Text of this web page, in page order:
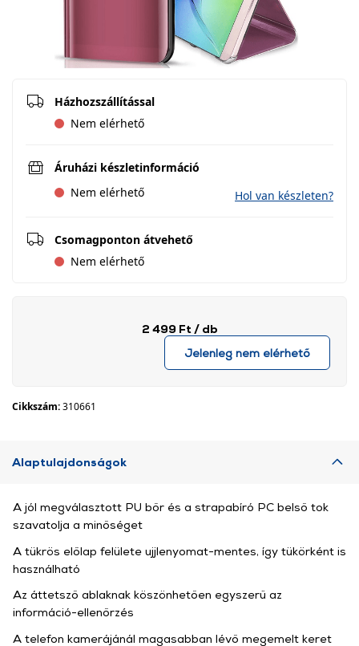
Házhozszállítással
Nem elérhető
Áruházi készletinformáció
Nem elérhető
Hol van készleten?
Csomagponton átvehető
Nem elérhető
2 499 Ft / db
Jelenleg nem elérhető
Cikkszám:310661
Alaptulajdonságok
A jól megválasztott PU bőr és a strapabíró PC belső tok
szavatolja a minőséget
A tükrös előlap felülete ujjlenyomat-mentes, így tükörként is
használható
Az áttetsző ablaknak köszönhetően egyszerű az
információ-ellenőrzés
A telefon kamerájánál magasabban lévő megemelt keret